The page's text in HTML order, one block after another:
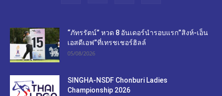
“ภัทรรัตน์” หวด 8 อันเดอร์นำรอบแรก”สิงห์-เอ็น
เอสดีเอฟ”ที่เทรชเชอร์ฮิลล์
05/08/2026
SINGHA-NSDF Chonburi Ladies
Championship 2026